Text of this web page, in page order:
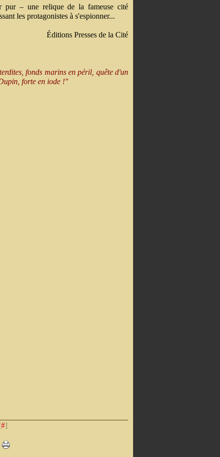
pur – une relique de la fameuse cité
les protagonistes à s'espionner...
Éditions Presses de la Cité
fonds marins en péril, quête d'un
forte en iode !"
#]